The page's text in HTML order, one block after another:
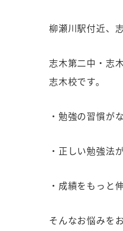
柳瀬川駅付近、
志木第二中・志
志木校です。
・勉強の習慣が
・正しい勉強法
・成績をもっと
そんなお悩みを